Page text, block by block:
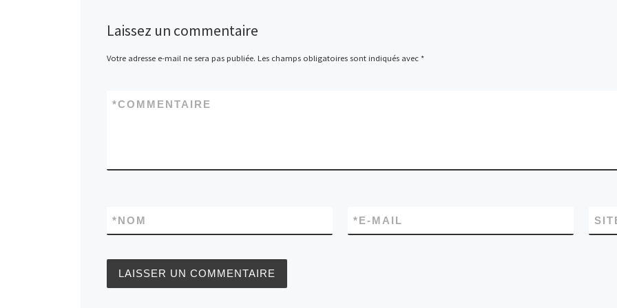
Laissez un commentaire
Votre adresse e-mail ne sera pas publiée. Les champs obligatoires sont indiqués avec *
COMMENTAIRE
*
NOM
* E-MAIL
*